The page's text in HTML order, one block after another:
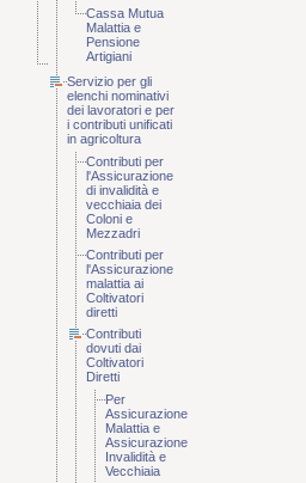
Cassa Mutua
Malattia e
Pensione
Artigiani
Servizio per gli
elenchi nominativi
dei lavoratori e per
i contributi unificati
in agricoltura
Contributi per
l'Assicurazione
di invalidità e
vecchiaia dei
Coloni e
Mezzadri
Contributi per
l'Assicurazione
malattia ai
Coltivatori
diretti
Contributi
dovuti dai
Coltivatori
Diretti
Per
Assicurazione
Malattia e
Assicurazione
Invalidità e
Vecchiaia